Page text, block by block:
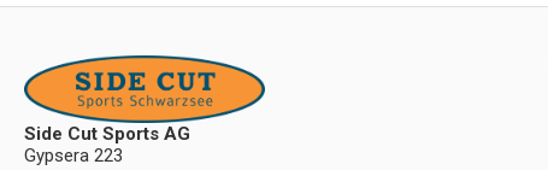
Side Cut Sports AG
Gypsera 223